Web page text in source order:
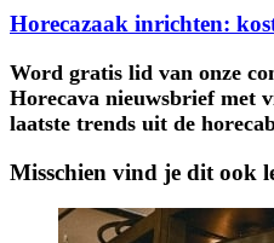
Horecazaak inrichten:
Word gratis lid van onze
Horecava nieuwsbrief met
laatste trends uit de
Misschien vind je dit ook